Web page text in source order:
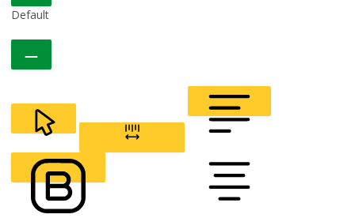
Default
CURSOR